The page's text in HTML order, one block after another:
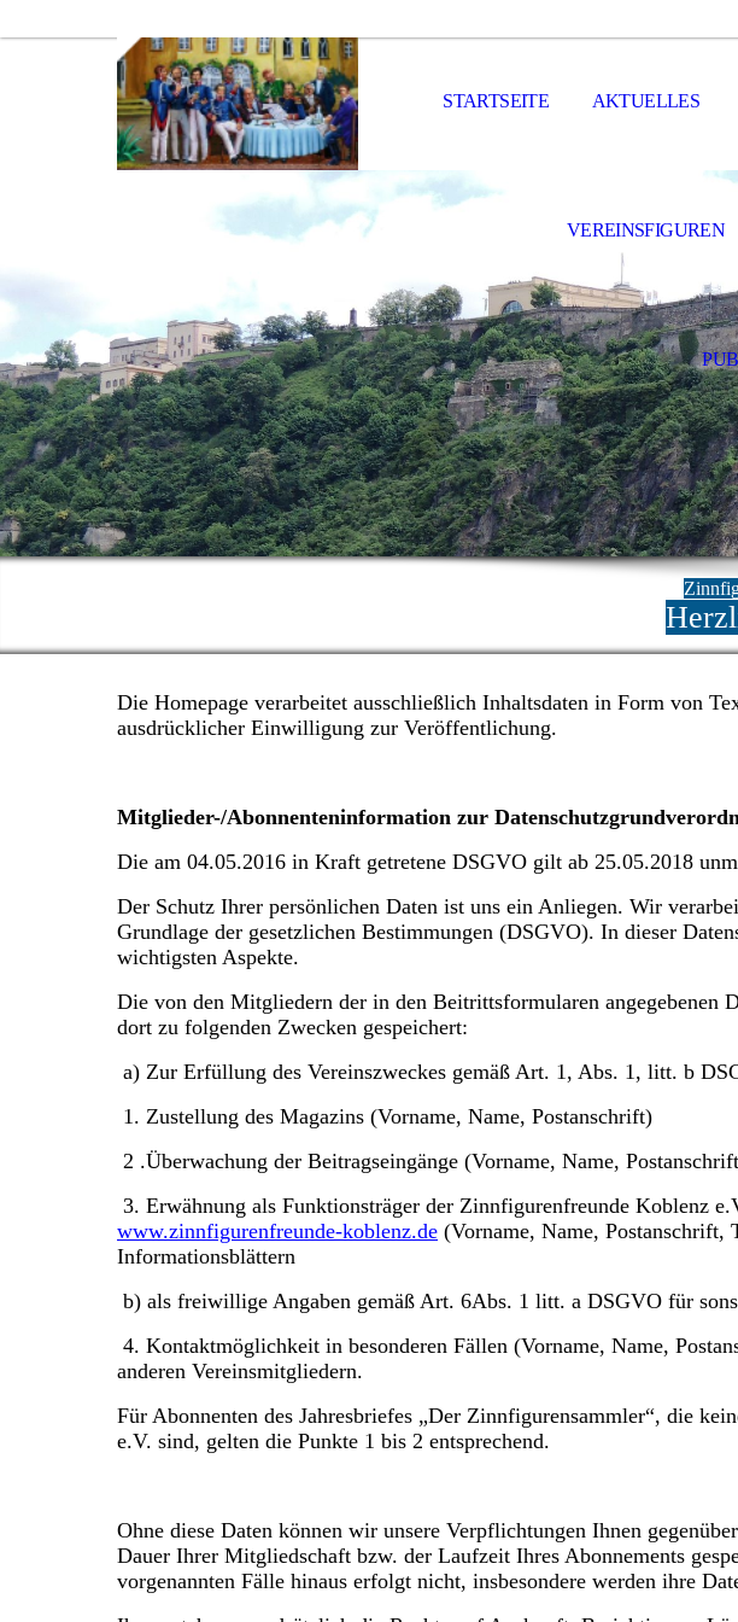
STARTSEITE AKTUELLES
VEREINSFIGUREN
Die Homepage verarbeitet ausschließlich Inhaltsdaten in Form von
ausdrücklicher Einwilligung zur Veröffentlichung.
Mitglieder-/Abonnenteninformation zur
Die am 04.05.2016 in Kraft getretene DSGVO gilt ab 25.05.2018
Der Schutz Ihrer persönlichen Daten ist uns ein Anliegen. Wir
Grundlage der gesetzlichen Bestimmungen (DSGVO). In dieser
wichtigsten Aspekte.
Die von den Mitgliedern der in den Beitrittsformularen angegebenen
dort zu folgenden Zwecken gespeichert:
a) Zur Erfüllung des Vereinszweckes gemäß Art. 1, Abs. 1, litt. b
1. Zustellung des Magazins (Vorname, Name, Postanschrift)
2 .Überwachung der Beitragseingänge (Vorname, Name,
3. Erwähnung als Funktionsträger der Zinnfigurenfreunde Koblenz
www.zinnfigurenfreunde-koblenz.de (Vorname, Name, Postanschrift,
Informationsblättern
b) als freiwillige Angaben gemäß Art. 6Abs. 1 litt. a DSGVO für
4. Kontaktmöglichkeit in besonderen Fällen (Vorname, Name,
anderen Vereinsmitgliedern.
Für Abonnenten des Jahresbriefes „Der Zinnfigurensammler“, die
e.V. sind, gelten die Punkte 1 bis 2 entsprechend.
Ohne diese Daten können wir unsere Verpflichtungen Ihnen
Dauer Ihrer Mitgliedschaft bzw. der Laufzeit Ihres Abonnements
vorgenannten Fälle hinaus erfolgt nicht, insbesondere werden ihre